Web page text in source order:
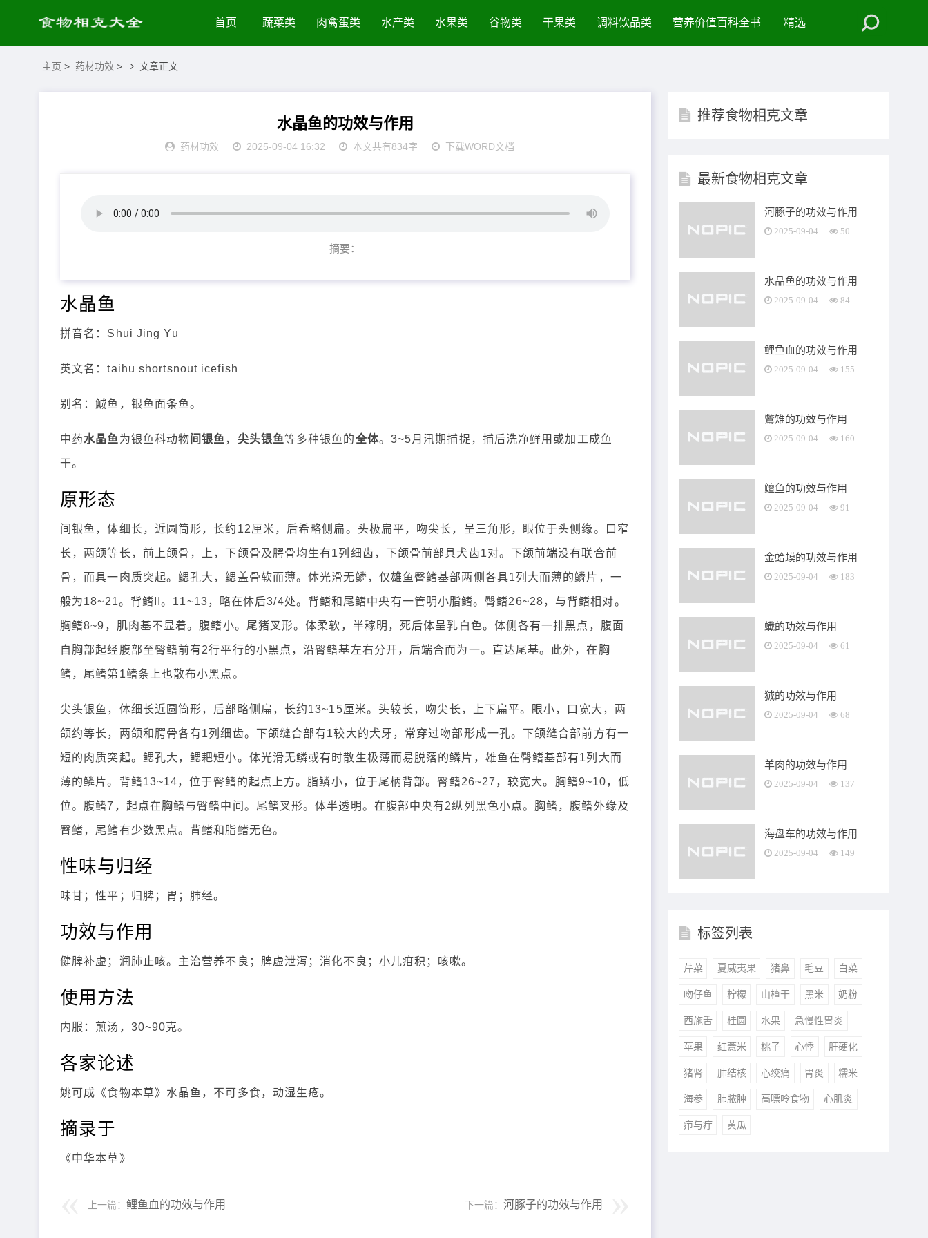
首页 蔬菜类 肉禽蛋类 水产类 水果类 谷物类 干果类 调料饮品类 营养价值百科全书 精选
主页 > 药材功效 > 文章正文
水晶鱼的功效与作用
药材功效 2025-09-04 16:32 本文共有834字 下载WORD文档
摘要：
水晶鱼
拼音名：Shui Jing Yu
英文名：taihu shortsnout icefish
别名：鯎鱼，银鱼面条鱼。
中药水晶鱼 为银鱼科动物间银鱼 ， 尖头银鱼等多种银鱼的全体。3~5月汛期捕捉，捕后洗净鲜用或加工成鱼
干。
原形态
间银鱼，体细长，近圆筒形，长约12厘米，后希略侧扁。头极扁平，吻尖长，呈三角形，眼位于头侧缘。口窄
长，两颌等长，前上颌骨，上，下颌骨及腭骨均生有1列细齿，下颌骨前部具犬齿1对。下颌前端没有联合前
骨，而具一肉质突起。鳃孔大，鳃盖骨软而薄。体光滑无鳞，仅雄鱼臀鳍基部两侧各具1列大而薄的鳞片，一
般为18~21。背鳍II。11~13，略在体后3/4处。背鳍和尾鳍中央有一管明小脂鳍。臀鳍26~28，与背鳍相对。
胸鳍8~9，肌肉基不显着。腹鳍小。尾猪叉形。体柔软，半稼明，死后体呈乳白色。体侧各有一排黑点，腹面
自胸部起经腹部至臀鳍前有2行平行的小黑点，沿臀鳍基左右分开，后端合而为一。直达尾基。此外，在胸
鳍，尾鳍第1鳍条上也散布小黑点。
尖头银鱼，体细长近圆筒形，后部略侧扁，长约13~15厘米。头较长，吻尖长，上下扁平。眼小，口宽大，两
颌约等长，两颌和腭骨各有1列细齿。下颌缝合部有1较大的犬牙，常穿过吻部形成一孔。下颌缝合部前方有一
短的肉质突起。鳃孔大，鳃耙短小。体光滑无鳞或有时散生极薄而易脱落的鳞片，雄鱼在臀鳍基部有1列大而
薄的鳞片。背鳍13~14，位于臀鳍的起点上方。脂鳞小，位于尾柄背部。臀鳍26~27，较宽大。胸鳍9~10，低
位。腹鳍7，起点在胸鳍与臀鳍中间。尾鳍叉形。体半透明。在腹部中央有2纵列黑色小点。胸鳍，腹鳍外缘及
臀鳍，尾鳍有少数黑点。背鳍和脂鳍无色。
性味与归经
味甘；性平；归脾；胃；肺经。
功效与作用
健脾补虚；润肺止咳。主治营养不良；脾虚泄泻；消化不良；小儿疳积；咳嗽。
使用方法
内服：煎汤，30~90克。
各家论述
姚可成《食物本草》水晶鱼，不可多食，动湿生疮。
摘录于
《中华本草》
上一篇： 鲤鱼血的功效与作用 下一篇： 河豚子的功效与作用
推荐食物相克文章
最新食物相克文章
河豚子的功效与作用
2025-09-04 50
水晶鱼的功效与作用
2025-09-04 84
鲤鱼血的功效与作用
2025-09-04 155
鷩雉的功效与作用
2025-09-04 160
鳣鱼的功效与作用
2025-09-04 91
金蛤蟆的功效与作用
2025-09-04 183
蠘的功效与作用
2025-09-04 61
狨的功效与作用
2025-09-04 68
羊肉的功效与作用
2025-09-04 137
海盘车的功效与作用
2025-09-04 149
标签列表
芹菜 夏威夷果 猪鼻 毛豆 白菜
吻仔鱼 柠檬 山楂干 黑米 奶粉
西施舌 桂圆 水果 急慢性胃炎
苹果 红薏米 桃子 心悸 肝硬化
猪肾 肺结核 心绞痛 胃炎 糯米
海参 肺脓肿 高嘌呤食物 心肌炎
疖与疔 黄瓜